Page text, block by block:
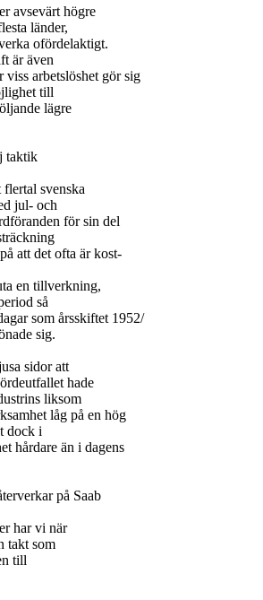
avsevärt högre
länder,
ofördelaktigt.
är även
arbetslöshet gör sig
till
lägre
taktik
svenska
jul- och
för sin del
att det ofta är kost-
en tillverkning,
så
som årsskiftet 1952/
sig.
sidor att
hade
liksom
låg på en hög
dock i
hårdare än i dagens
på Saab
har vi när
takt som
till